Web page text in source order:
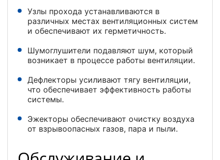
Узлы прохода устанавливаются в
различных местах вентиляционных систем
и обеспечивают их герметичность.
Шумоглушители подавляют шум, который
возникает в процессе работы вентиляции.
Дефлекторы усиливают тягу вентиляции,
что обеспечивает эффективность работы
системы.
Эжекторы обеспечивают очистку воздуха
от взрывоопасных газов, пара и пыли.